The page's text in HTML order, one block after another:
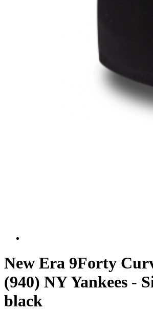
New Era 9Forty
(940) NY Yankees -
black